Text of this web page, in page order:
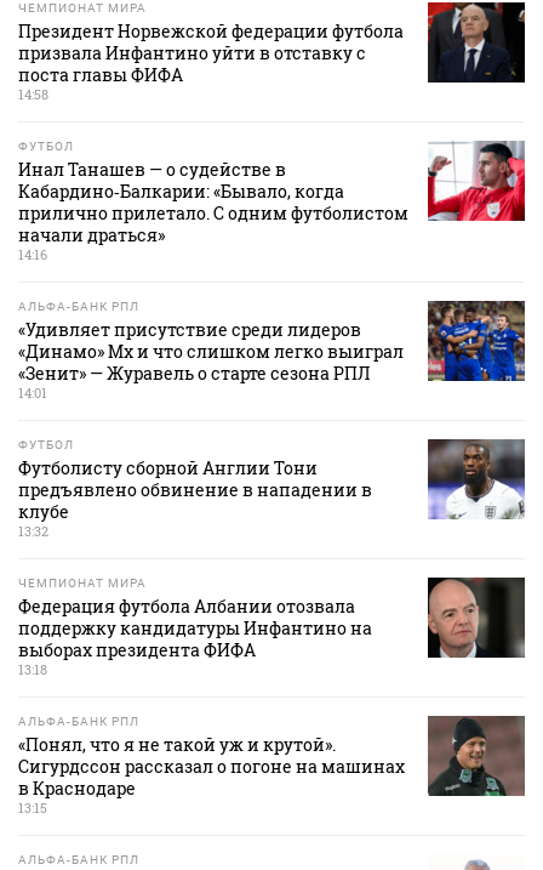
ЧЕМПИОНАТ МИРА
Президент Норвежской федерации футбола
призвала Инфантино уйти в отставку с
поста главы ФИФА
14:58
ФУТБОЛ
Инал Танашев — о судействе в
Кабардино‑Балкарии: «Бывало, когда
прилично прилетало. С одним футболистом
начали драться»
14:16
АЛЬФА-БАНК РПЛ
«Удивляет присутствие среди лидеров
«Динамо» Мх и что слишком легко выиграл
«Зенит» — Журавель о старте сезона РПЛ
14:01
ФУТБОЛ
Футболисту сборной Англии Тони
предъявлено обвинение в нападении в
клубе
13:32
ЧЕМПИОНАТ МИРА
Федерация футбола Албании отозвала
поддержку кандидатуры Инфантино на
выборах президента ФИФА
13:18
АЛЬФА-БАНК РПЛ
«Понял, что я не такой уж и крутой».
Сигурдссон рассказал о погоне на машинах
в Краснодаре
13:15
АЛЬФА-БАНК РПЛ